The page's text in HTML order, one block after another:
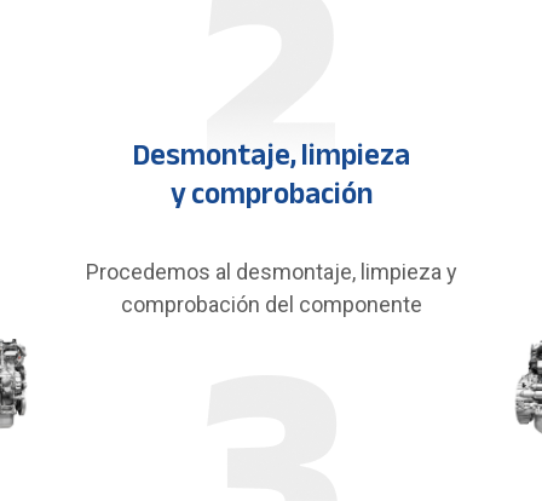
Desmontaje, limpieza
y comprobación
Procedemos al desmontaje, limpieza y
comprobación del componente